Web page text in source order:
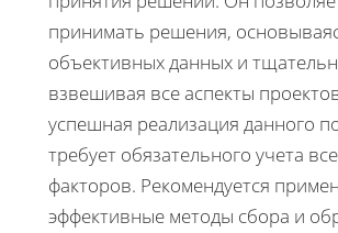
принимать решения,
объективных данных и
взвешивая все аспекты
успешная реализация данного
требует обязательного учета
факторов. Рекомендуется
эффективные методы сбора и